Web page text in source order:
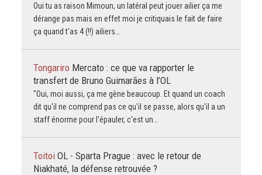
Oui tu as raison Mimoun, un latéral peut jouer ailier ça me
dérange pas mais en effet moi je critiquais le fait de faire
ça quand t'as 4 (!!) ailiers…
Tongariro Mercato : ce que va rapporter le
transfert de Bruno Guimarães à l’OL
"Oui, moi aussi, ça me gène beaucoup. Et quand un coach
dit qu'il ne comprend pas ce qu'il se passe, alors qu'il a un
staff énorme pour l'épauler, c'est un…
Toitoi OL - Sparta Prague : avec le retour de
Niakhaté, la défense retrouvée ?